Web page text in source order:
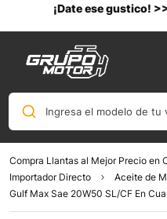
¡Date ese gustico!
Ingresa el modelo de tu
Compra Llantas al Mejor Precio en
Importador Directo
Aceite de
Gulf Max Sae 20W50 SL/CF En